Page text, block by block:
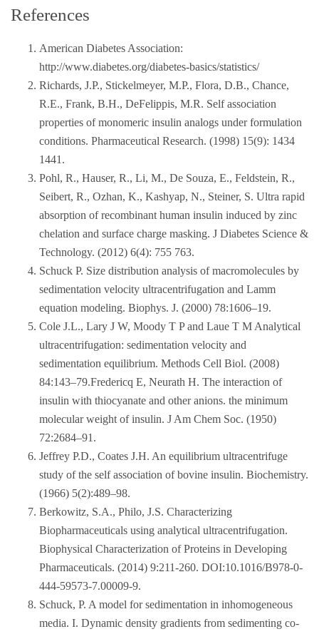
References
American Diabetes Association:
http://www.diabetes.org/diabetes-basics/statistics/
Richards, J.P., Stickelmeyer, M.P., Flora, D.B., Chance,
R.E., Frank, B.H., DeFelippis, M.R. Self association
properties of monomeric insulin analogs under formulation
conditions. Pharmaceutical Research. (1998) 15(9): 1434
1441.
Pohl, R., Hauser, R., Li, M., De Souza, E., Feldstein, R.,
Seibert, R., Ozhan, K., Kashyap, N., Steiner, S. Ultra rapid
absorption of recombinant human insulin induced by zinc
chelation and surface charge masking. J Diabetes Science &
Technology. (2012) 6(4): 755 763.
Schuck P. Size distribution analysis of macromolecules by
sedimentation velocity ultracentrifugation and Lamm
equation modeling. Biophys. J. (2000) 78:1606–19.
Cole J.L., Lary J W, Moody T P and Laue T M Analytical
ultracentrifugation: sedimentation velocity and
sedimentation equilibrium. Methods Cell Biol. (2008)
84:143–79.Fredericq E, Neurath H. The interaction of
insulin with thiocyanate and other anions. the minimum
molecular weight of insulin. J Am Chem Soc. (1950)
72:2684–91.
Jeffrey P.D., Coates J.H. An equilibrium ultracentrifuge
study of the self association of bovine insulin. Biochemistry.
(1966) 5(2):489–98.
Berkowitz, S.A., Philo, J.S. Characterizing
Biopharmaceuticals using analytical ultracentrifugation.
Biophysical Characterization of Proteins in Developing
Pharmaceuticals. (2014) 9:211-260. DOI:10.1016/B978-0-
444-59573-7.00009-9.
Schuck, P. A model for sedimentation in inhomogeneous
media. I. Dynamic density gradients from sedimenting co-